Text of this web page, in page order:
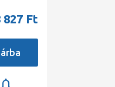
827 Ft